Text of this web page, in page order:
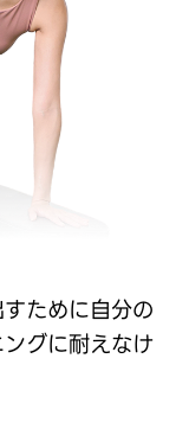
ために自分の
グに耐えなけ